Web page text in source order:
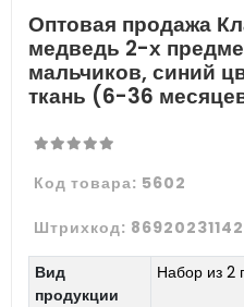
Оптовая продажа
медведь 2-х
мальчиков, синий
ткань (6-36
Код товара: 5602
Штрихкод:
Вид
продукции
Набор из 2